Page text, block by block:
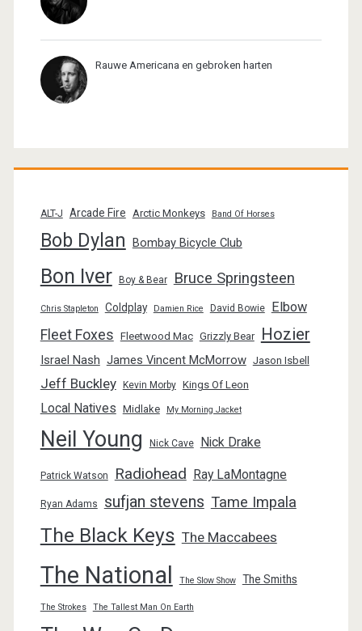
Rauwe Americana en gebroken harten
ALT-J Arcade Fire Arctic Monkeys Band Of Horses
Bob Dylan Bombay Bicycle Club
Bon Iver Boy & Bear Bruce Springsteen
Chris Stapleton Coldplay Damien Rice David Bowie Elbow
Fleet Foxes Fleetwood Mac Grizzly Bear Hozier
Israel Nash James Vincent McMorrow Jason Isbell
Jeff Buckley Kevin Morby Kings Of Leon
Local Natives Midlake My Morning Jacket
Neil Young Nick Cave Nick Drake
Patrick Watson Radiohead Ray LaMontagne
Ryan Adams sufjan stevens Tame Impala
The Black Keys The Maccabees
The National The Slow Show The Smiths
The Strokes The Tallest Man On Earth